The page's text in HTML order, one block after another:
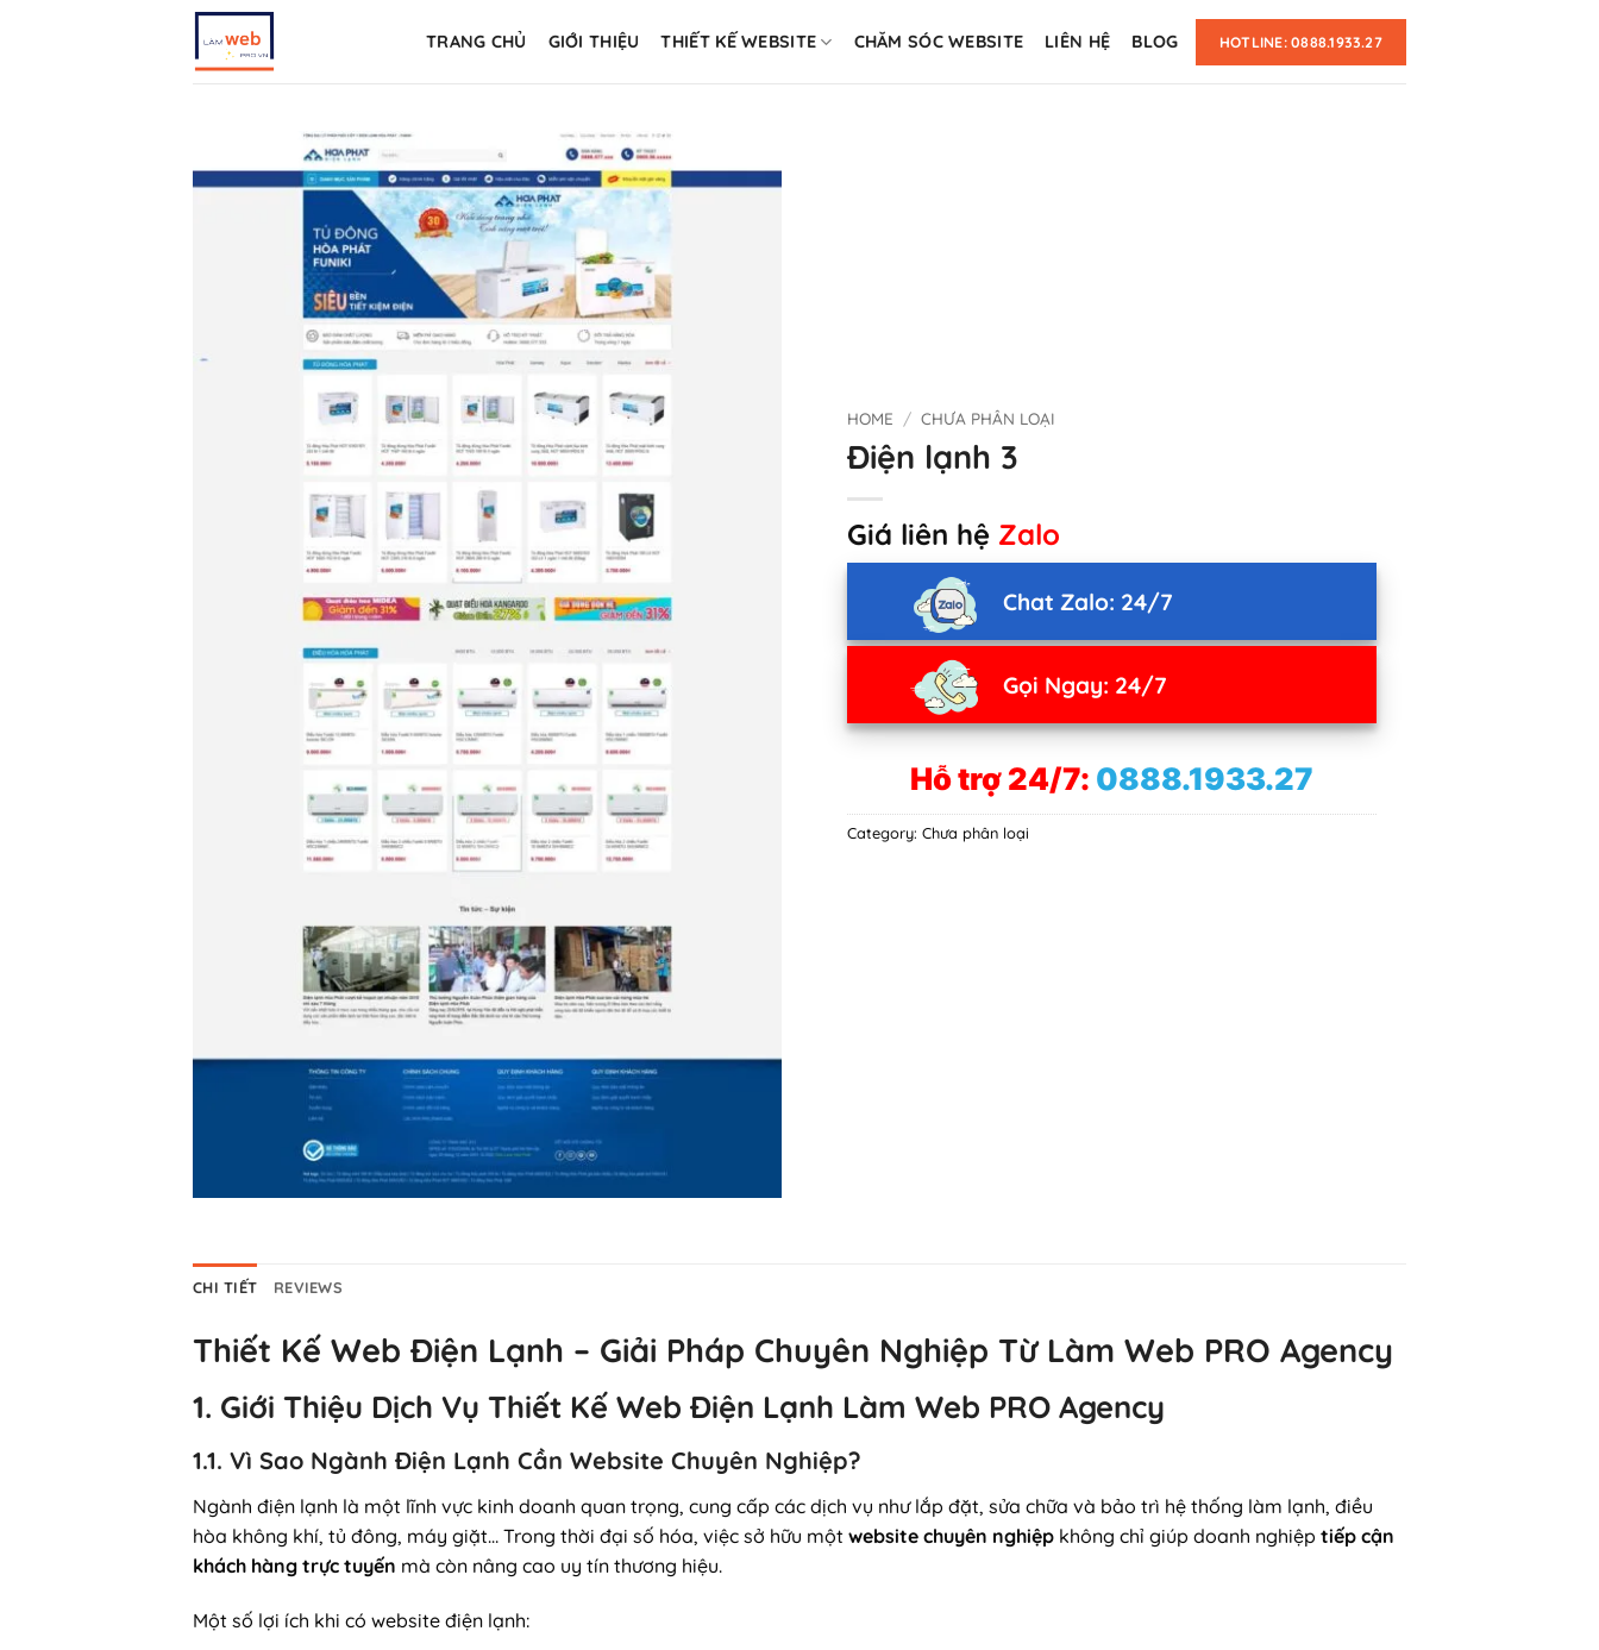
TRANG CHỦ GIỚI THIỆU THIẾT KẾ WEBSITE CHĂM SÓC WEBSITE LIÊN HỆ BLOG HOTLINE: 0888.1933.27
HOME / CHƯA PHÂN LOẠI
Điện lạnh 3
Giá liên hệ Zalo
Chat Zalo: 24/7
Gọi Ngay: 24/7
Hỗ trợ 24/7: 0888.1933.27
Category: Chưa phân loại
CHI TIẾT REVIEWS
Thiết Kế Web Điện Lạnh – Giải Pháp Chuyên Nghiệp Từ Làm Web PRO Agency
1. Giới Thiệu Dịch Vụ Thiết Kế Web Điện Lạnh Làm Web PRO Agency
1.1. Vì Sao Ngành Điện Lạnh Cần Website Chuyên Nghiệp?
Ngành điện lạnh là một lĩnh vực kinh doanh quan trọng, cung cấp các dịch vụ như lắp đặt, sửa chữa và bảo trì hệ thống làm lạnh, điều
hòa không khí, tủ đông, máy giặt… Trong thời đại số hóa, việc sở hữu một website chuyên nghiệp không chỉ giúp doanh nghiệp tiếp cận
khách hàng trực tuyến mà còn nâng cao uy tín thương hiệu.
Một số lợi ích khi có website điện lạnh: